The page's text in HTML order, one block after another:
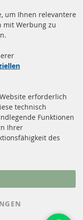
widerrufen
um Ihnen relevantere
mit Werbung zu
erforderlich
technisch
Funktionen
Ihrer
des